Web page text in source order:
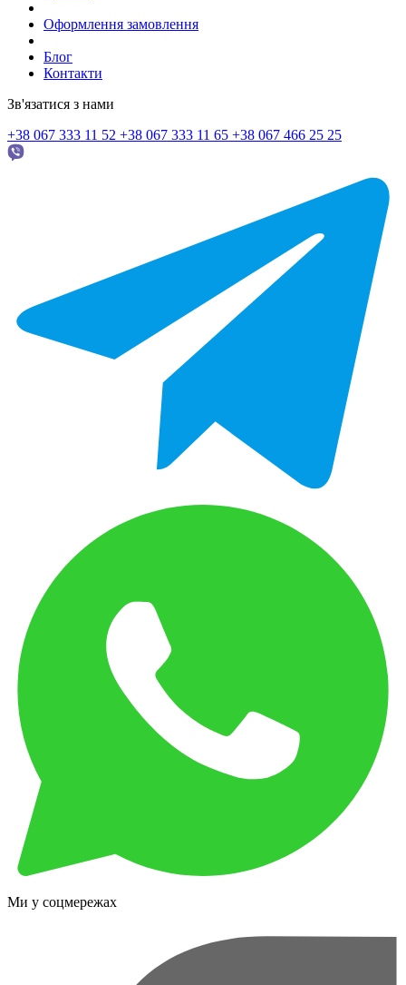
Оформлення замовлення
Блог
Контакти
Зв'язатися з нами
+38 067 333 11 52 +38 067 333 11 65 +38 067 466 25 25
Ми у соцмережах